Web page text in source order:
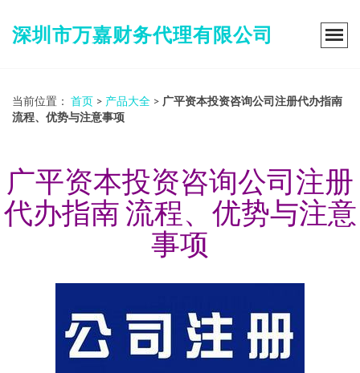
深圳市万嘉财务代理有限公司
当前位置： 首页 > 产品大全 > 广平资本投资咨询公司注册代办指南
流程、优势与注意事项
广平资本投资咨询公司注册
代办指南 流程、优势与注意
事项